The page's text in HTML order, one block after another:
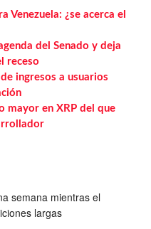
Venezuela: ¿se acerca el
del Senado y deja
receso
ingresos a usuarios
mayor en XRP del que
semana mientras el
largas